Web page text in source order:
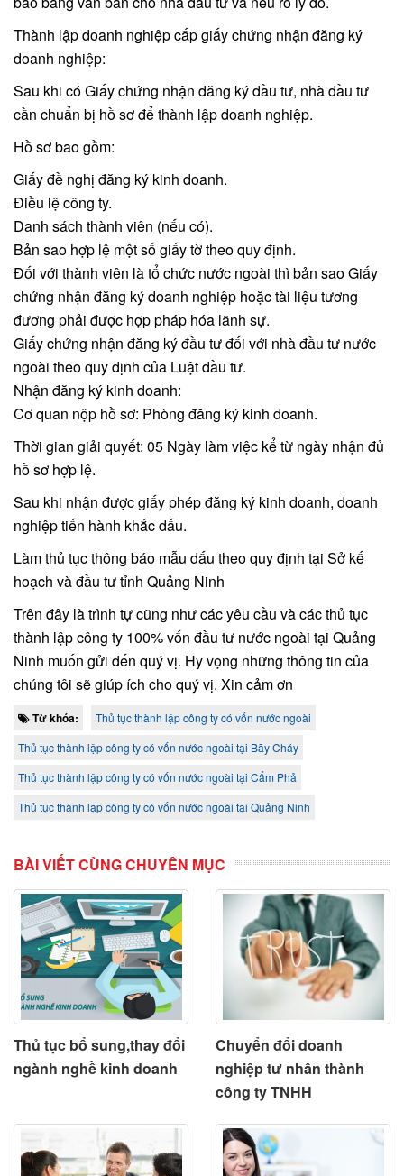
Thành lập doanh nghiệp cấp giấy chứng nhận đăng ký
doanh nghiệp:
Sau khi có Giấy chứng nhận đăng ký đầu tư, nhà đầu tư
cần chuẩn bị hồ sơ để thành lập doanh nghiệp.
Hồ sơ bao gồm:
Giấy đề nghị đăng ký kinh doanh.
Điều lệ công ty.
Danh sách thành viên (nếu có).
Bản sao hợp lệ một số giấy tờ theo quy định.
Đối với thành viên là tổ chức nước ngoài thì bản sao Giấy
chứng nhận đăng ký doanh nghiệp hoặc tài liệu tương
đương phải được hợp pháp hóa lãnh sự.
Giấy chứng nhận đăng ký đầu tư đối với nhà đầu tư nước
ngoài theo quy định của Luật đầu tư.
Nhận đăng ký kinh doanh:
Cơ quan nộp hồ sơ: Phòng đăng ký kinh doanh.
Thời gian giải quyết: 05 Ngày làm việc kể từ ngày nhận đủ
hồ sơ hợp lệ.
Sau khi nhận được giấy phép đăng ký kinh doanh, doanh
nghiệp tiến hành khắc dấu.
Làm thủ tục thông báo mẫu dấu theo quy định tại Sở kế
hoạch và đầu tư tỉnh Quảng Ninh
Trên đây là trình tự cũng như các yêu cầu và các thủ tục
thành lập công ty 100% vốn đầu tư nước ngoài tại Quảng
Ninh muốn gửi đến quý vị. Hy vọng những thông tin của
chúng tôi sẽ giúp ích cho quý vị. Xin cảm ơn
Từ khóa:
Thủ tục thành lập công ty có vốn nước ngoài
Thủ tục thành lập công ty có vốn nước ngoài tại Bãy Cháy
Thủ tục thành lập công ty có vốn nước ngoài tại Cẩm Phả
Thủ tục thành lập công ty có vốn nước ngoài tại Quảng Ninh
BÀI VIẾT CÙNG CHUYÊN MỤC
Thủ tục bổ sung,thay đổi
ngành nghề kinh doanh
Chuyển đổi doanh
nghiệp tư nhân thành
công ty TNHH